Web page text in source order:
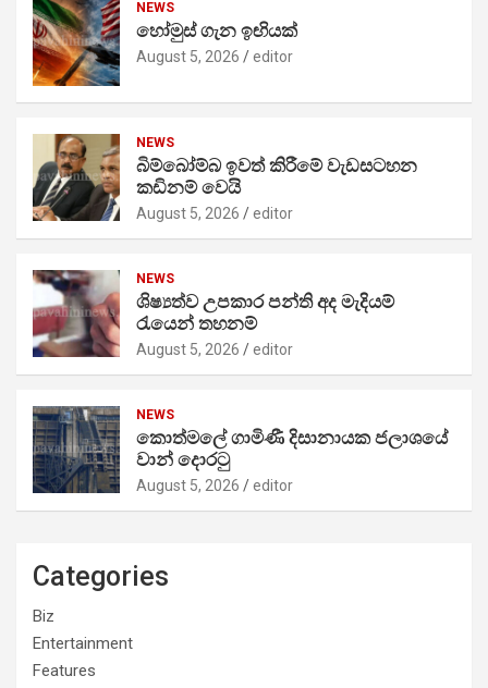
NEWS
හෝමුස් ගැන ඉඟියක්
August 5, 2026 editor
NEWS
බිම්බෝම්බ ඉවත් කිරීමේ වැඩසටහන
කඩිනම් වෙයි
August 5, 2026 editor
NEWS
ශිෂ්‍යත්ව උපකාර පන්ති අද මැදියම්
රැයෙන් තහනම්
August 5, 2026 editor
NEWS
කොත්මලේ ගාමිණී දිසානායක ජලාශයේ
වාන් දොරටු
August 5, 2026 editor
Categories
Biz
Entertainment
Features